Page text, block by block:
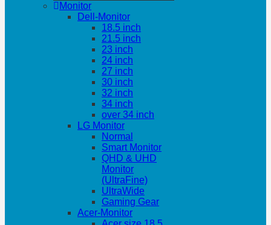
Monitor
Dell-Monitor
18.5 inch
21.5 inch
23 inch
24 inch
27 inch
30 inch
32 inch
34 inch
over 34 inch
LG Monitor
Normal
Smart Monitor
QHD & UHD
Monitor
(UltraFine)
UltraWide
Gaming Gear
Acer-Monitor